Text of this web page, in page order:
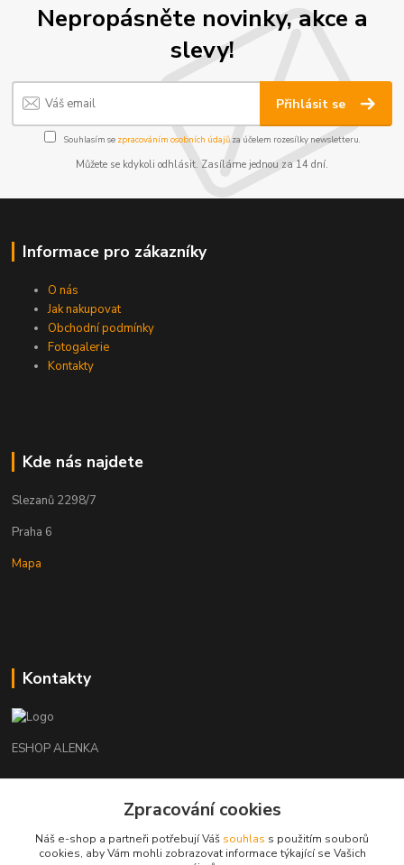
Nepropásněte novinky, akce a
slevy!
Přihlásit se
Souhlasím se zpracováním osobních údajůza účelem rozesílky newsletteru.
Můžete se kdykoli odhlásit. Zasíláme jednou za 14 dní.
Informace pro zákazníky
O nás
Jak nakupovat
Obchodní podmínky
Fotogalerie
Kontakty
Kde nás najdete
Slezanů 2298/7
Praha 6
Mapa
Kontakty
ESHOP ALENKA
+420602541312
orechovka@inmes.cz
Zpracování cookies
Náš e-shop a partneři potřebují Váš souhlas s použitím souborů
cookies, aby Vám mohli zobrazovat informace týkající se Vašich